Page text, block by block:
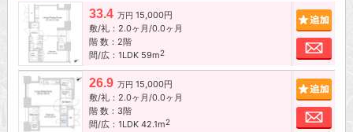
33.4 万円 15,000円
敷/礼：2.0ヶ月/0.0ヶ月
階 数：2階
間/広：1LDK 59m2
お
26.9 万円 15,000円
敷/礼：2.0ヶ月/0.0ヶ月
階 数：3階
間/広：1LDK 42.1m2
お